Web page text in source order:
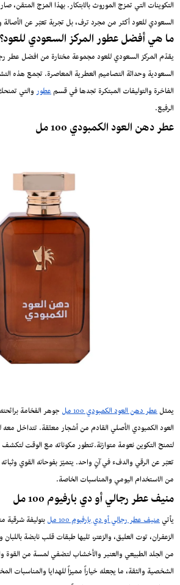
التكوينات التي تمزج الموروث بالابتكار. بهذا المزج المتقن،
السعودي للعود أكثر من مجرد ترف، بل تجربة تعبّر عن
ما هي أفضل عطور المركز السعودي للعود؟
يقدّم المركز السعودي للعود مجموعة مختارة من افضل عطر
السعودية وحداثة التصاميم العطرية المعاصرة. تجمع هذه
الفاخرة والتوليفات المبتكرة تجدها في قسمعطوروالتي
الرفيع.
عطر دهن العود الكمبودي 100 مل
يمثلعطر دهن العود الكمبودي 100 مل
جوهر الفخامة
العود الكمبودي الأصلي القادم من أشجار معتّقة. تتداخل
لتمنح التكوين نعومة متوازنة.تتطور مكوناته مع الوقت
تعبّر عن الرقي والدفء في آنٍ واحد. يتميّز بفوحانه القوي
من الاستخدام اليومي والمناسبات الخاصة.
منيف عطر رجالي أو دي بارفيوم 100 مل
يأتيمنيف عطر رجالي أو دي بارفيوم 100 مل
بتوليفة شرقية
الزعفران، توت العليق، والزعتر، تليها طبقات قلب نابضة
من الجلد الطبيعي والعنبر والأخشاب لتضفي لمسة من القوة
الشخصية والثقة، ما يجعله خياراً مميزاً للهدايا والمناسبات